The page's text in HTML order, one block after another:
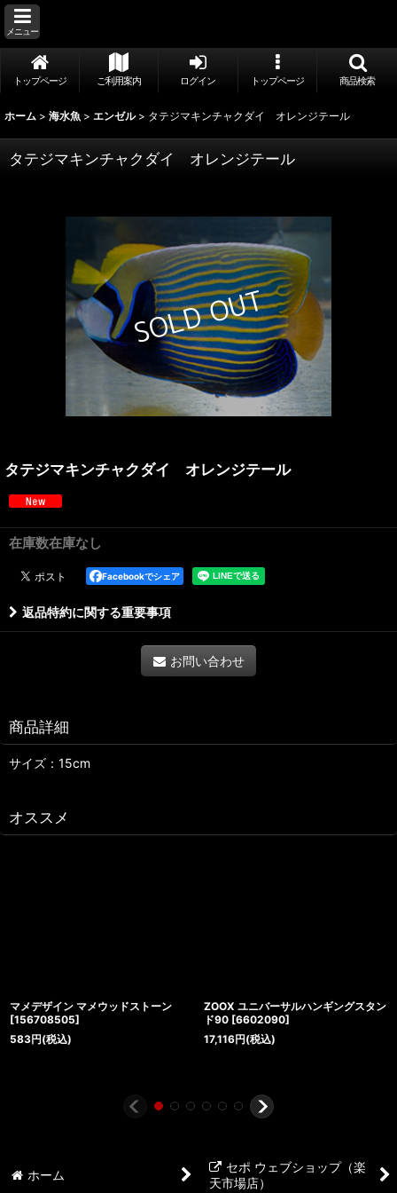
メニュー
トップページ ご利用案内 ログイン トップページ 商品検索
ホーム > 海水魚 > エンゼル > タテジマキンチャクダイ オレンジテール
タテジマキンチャクダイ オレンジテール
タテジマキンチャクダイ オレンジテール
在庫数在庫なし
Facebookでシェア
返品特約に関する重要事項
お問い合わせ
商品詳細
サイズ：15cm
オススメ
マメデザイン マメウッドストーン
[156708505]
583円(税込)
ZOOX ユニバーサルハンギングスタン
ド90 [6602090]
17,116円(税込)
ホーム
セポ ウェブショップ（楽
天市場店）